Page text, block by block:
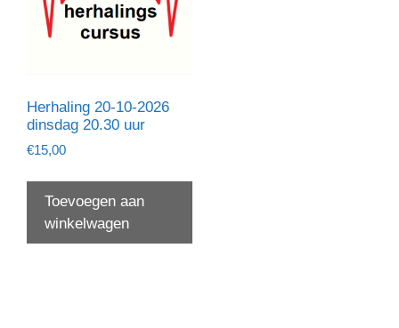
Herhaling 20-10-2026
dinsdag 20.30 uur
€15,00
Toevoegen aan
winkelwagen